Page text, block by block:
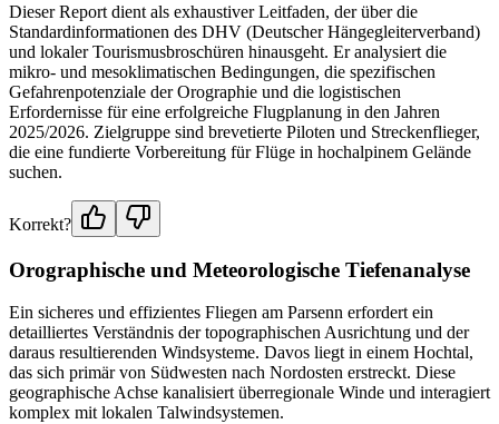
Dieser Report dient als exhaustiver Leitfaden, der über die
Standardinformationen des DHV (Deutscher Hängegleiterverband)
und lokaler Tourismusbroschüren hinausgeht. Er analysiert die
mikro- und mesoklimatischen Bedingungen, die spezifischen
Gefahrenpotenziale der Orographie und die logistischen
Erfordernisse für eine erfolgreiche Flugplanung in den Jahren
2025/2026. Zielgruppe sind brevetierte Piloten und Streckenflieger,
die eine fundierte Vorbereitung für Flüge in hochalpinem Gelände
suchen.
Korrekt?
Orographische und Meteorologische Tiefenanalyse
Ein sicheres und effizientes Fliegen am Parsenn erfordert ein
detailliertes Verständnis der topographischen Ausrichtung und der
daraus resultierenden Windsysteme. Davos liegt in einem Hochtal,
das sich primär von Südwesten nach Nordosten erstreckt. Diese
geographische Achse kanalisiert überregionale Winde und interagiert
komplex mit lokalen Talwindsystemen.